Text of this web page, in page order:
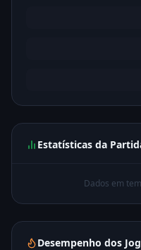
Estatísticas da
Dados em
Desempenho dos